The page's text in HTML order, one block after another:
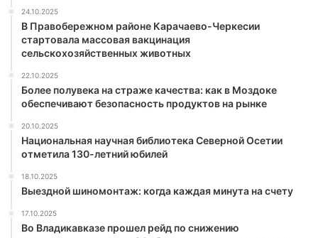
24.10.2025
В Правобережном районе Карачаево-Черкесии
стартовала массовая вакцинация
сельскохозяйственных животных
22.10.2025
Более полувека на страже качества: как в Моздоке
обеспечивают безопасность продуктов на рынке
20.10.2025
Национальная научная библиотека Северной Осетии
отметила 130-летний юбилей
18.10.2025
Выездной шиномонтаж: когда каждая минута на счету
17.10.2025
Во Владикавказе прошел рейд по снижению